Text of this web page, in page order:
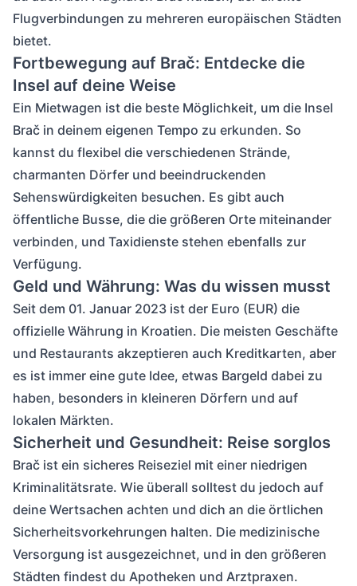
Flugverbindungen zu mehreren europäischen Städten
bietet.
Fortbewegung auf Brač: Entdecke die
Insel auf deine Weise
Ein Mietwagen ist die beste Möglichkeit, um die Insel
Brač in deinem eigenen Tempo zu erkunden. So
kannst du flexibel die verschiedenen Strände,
charmanten Dörfer und beeindruckenden
Sehenswürdigkeiten besuchen. Es gibt auch
öffentliche Busse, die die größeren Orte miteinander
verbinden, und Taxidienste stehen ebenfalls zur
Verfügung.
Geld und Währung: Was du wissen musst
Seit dem 01. Januar 2023 ist der Euro (EUR) die
offizielle Währung in Kroatien. Die meisten Geschäfte
und Restaurants akzeptieren auch Kreditkarten, aber
es ist immer eine gute Idee, etwas Bargeld dabei zu
haben, besonders in kleineren Dörfern und auf
lokalen Märkten.
Sicherheit und Gesundheit: Reise sorglos
Brač ist ein sicheres Reiseziel mit einer niedrigen
Kriminalitätsrate. Wie überall solltest du jedoch auf
deine Wertsachen achten und dich an die örtlichen
Sicherheitsvorkehrungen halten. Die medizinische
Versorgung ist ausgezeichnet, und in den größeren
Städten findest du Apotheken und Arztpraxen.